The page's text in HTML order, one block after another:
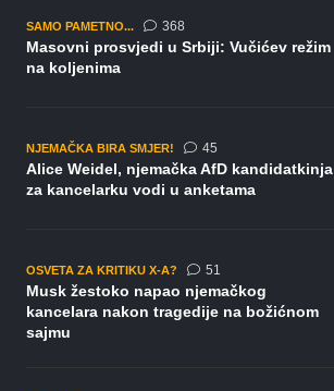
SAMO PAMETNO... 368komentara
Masovni prosvjedi u Srbiji: Vučićev režim
na koljenima
NJEMAČKA BIRA SMJER! 45komentara
Alice Weidel, njemačka AfD kandidatkinja
za kancelarku vodi u anketama
OSVETA ZA KRITIKU X-A? 51
Musk žestoko napao njemačkog
kancelara nakon tragedije na božićnom
sajmu